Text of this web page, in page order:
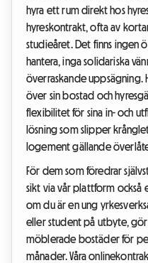
hyra ett rum direkt hos
hyreskontrakt, ofta av
studieåret. Det finns ingen
hantera, inga solidariska
överraskande uppsägning.
över sin bostad och
flexibilitet för sina in- och
lösning som slipper
logement gällande
För dem som föredrar
sikt via vår plattform också
om du är en ung
eller student på utbyte,
möblerade bostäder för
månader. Våra